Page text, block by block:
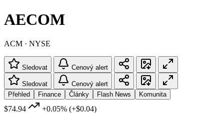
AECOM
ACM · NYSE
Sledovat Cenový alert
Sledovat
Cenový alert
Přehled
Finance Články Flash News Komunita
$74.94 +0.05% (+$0.04)